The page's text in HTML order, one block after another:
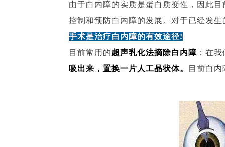
由于白内障的实质是蛋白质变性，因此
控制和预防白内障的发展。对于已经发
手术是治疗白内障的有效途径!
目前常用的超声乳化法摘除白内障 ：在
吸出来 ，置换一片人工晶状体。 目前白